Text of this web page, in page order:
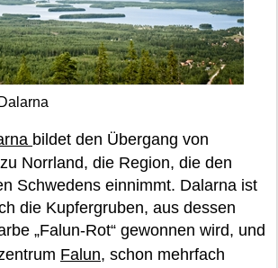
bildet den Übergang von
Norrland, die Region, die den
Schwedens einnimmt. Dalarna ist
die Kupfergruben, aus dessen
„Falun-Rot“ gewonnen wird, und
Falun, schon mehrfach